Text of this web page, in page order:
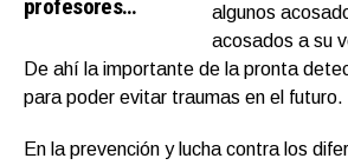
profesores…
algunos
acosados a su
De ahí la importante de la pronta
para poder evitar traumas en el futuro.
En la prevención y lucha contra los